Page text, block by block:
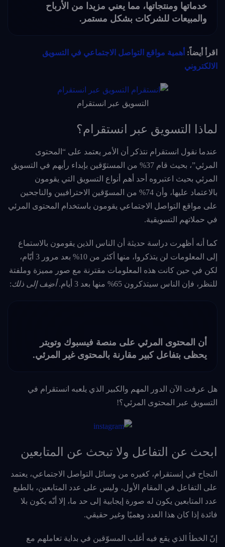
خدماتها ومنتجاتها، مما يعني مزيدا من الأرباح
والمبيعات للشركات بشكل مستمر.
اقرأ أيضاً: أهمية مواقع التواصل الاجتماعي في التسويق
الالكتروني
التسويق عبر انستقرام
لماذا التسويق عبر انستقرام؟
عندما نقول انستقرام نتذكر أن الأمر يعتمد على “المحتوى
المرئي”، بحيث قام 37% من المستوّقين بإبداء رأيهم في التسويق
المرئي بحيث اعتبروه أحد أهم أنواع التسويق التي يقومون
بالاعتماد عليها، وأن 74% من المسوّقين الاحترافيين والناجحين
على مواقع التواصل الاجتماعي يقومون باستخدام المحتوى المرئي
في حملاتهم التسويقية.
كما أنه أظهرت دراسة حديثة أن الناس الذين يقومون بالاستماع
إلى المعلومات لن يتذكروا، منها أكثر من 10% بعد مرور 3 أيّام،
لكن في حين كانت هذه المعلومات مقترنة مع صور مميزة وملفتة
للنظر، فإن الناس سيتذكرون 65% منها بعد 3 أيام.
أضِف إلى ذلك:
أن المحتوى المرئي على منصة فيسبوك وتويتر
يحظى بتفاعل كبير مقارنة بالمحتوى غير المرئي.
هل عرفت الآن الدور المهم والكبير الذي يلعبه انستقرام في
التسويق عبر المحتوى المرئي؟!
ابحث عن التفاعل ولا تبحث عن المتابعين
النجاح في إنستقرام، كغيره من وسائل التواصل الاجتماعي، يعتمد
على التفاعل في المقام الأول، وليس على عدد المتابعين، بالطبع
عدد المتابعين يكون له صورة إيجابية إلى حد ما، إلا أنّه يكون بلا
فائدة إذا كان هذا العدد وهميًا وغير حقيقي.
إنّ الخطأ الذي يقع فيه أغلب المسوّقين في بداية تعاملهم مع